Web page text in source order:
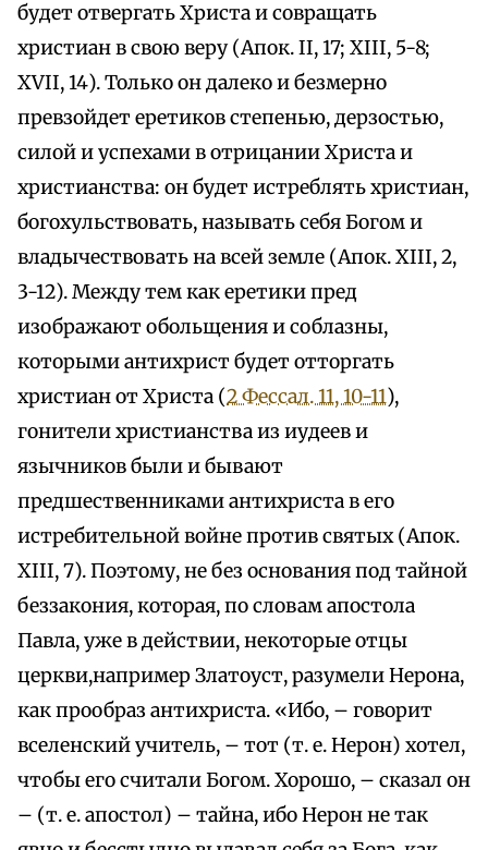
будет отвергать Христа и совращать
христиан в свою веру (Апок. II, 17; XIII, 5-8;
XVII, 14). Только он далеко и безмерно
превзойдет еретиков степенью, дерзостью,
силой и успехами в отрицании Христа и
христианства: он будет истреблять христиан,
богохульствовать, называть себя Богом и
владычествовать на всей земле (Апок. XIII, 2,
3-12). Между тем как еретики пред
изображают обольщения и соблазны,
которыми антихрист будет отторгать
христиан от Христа (2 Фессал. 11, 10-11),
гонители христианства из иудеев и
язычников были и бывают
предшественниками антихриста в его
истребительной войне против святых (Апок.
XIII, 7). Поэтому, не без основания под тайной
беззакония, которая, по словам апостола
Павла, уже в действии, некоторые отцы
церкви,например Златоуст, разумели Нерона,
как прообраз антихриста. «Ибо, – говорит
вселенский учитель, – тот (т. е. Нерон) хотел,
чтобы его считали Богом. Хорошо, – сказал он
– (т. е. апостол) – тайна, ибо Нерон не так